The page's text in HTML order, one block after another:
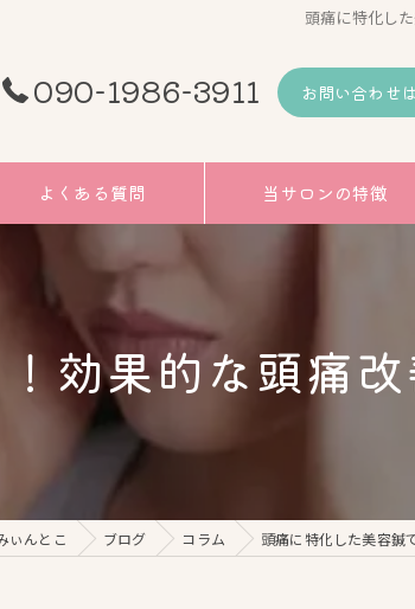
頭痛に特化し
090-1986-3911 お問い合わせ
よくある質問 当サロンの特徴
小顔
効果的な頭痛
ぃんとこ ブログ コラム 頭痛に特化した美容鍼